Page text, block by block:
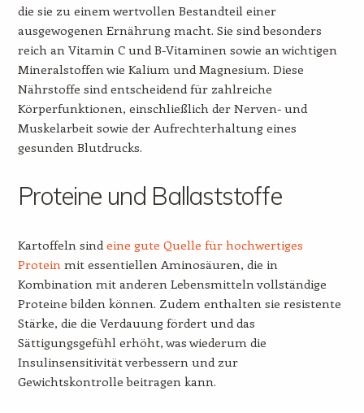
die sie zu einem wertvollen Bestandteil einer
ausgewogenen Ernährung macht. Sie sind besonders
reich an Vitamin C und B-Vitaminen sowie an wichtigen
Mineralstoffen wie Kalium und Magnesium. Diese
Nährstoffe sind entscheidend für zahlreiche
Körperfunktionen, einschließlich der Nerven- und
Muskelarbeit sowie der Aufrechterhaltung eines
gesunden Blutdrucks.
Proteine und Ballaststoffe
Kartoffeln sind eine gute Quelle für hochwertiges
Protein mit essentiellen Aminosäuren, die in
Kombination mit anderen Lebensmitteln vollständige
Proteine bilden können. Zudem enthalten sie resistente
Stärke, die die Verdauung fördert und das
Sättigungsgefühl erhöht, was wiederum die
Insulinsensitivität verbessern und zur
Gewichtskontrolle beitragen kann.